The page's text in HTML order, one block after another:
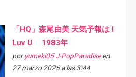
「HQ」森尾由美 天気予報は I
Luv U 1983年
por yumeki05 J-PopParadiseen
27 marzo 2026 a las 3:44